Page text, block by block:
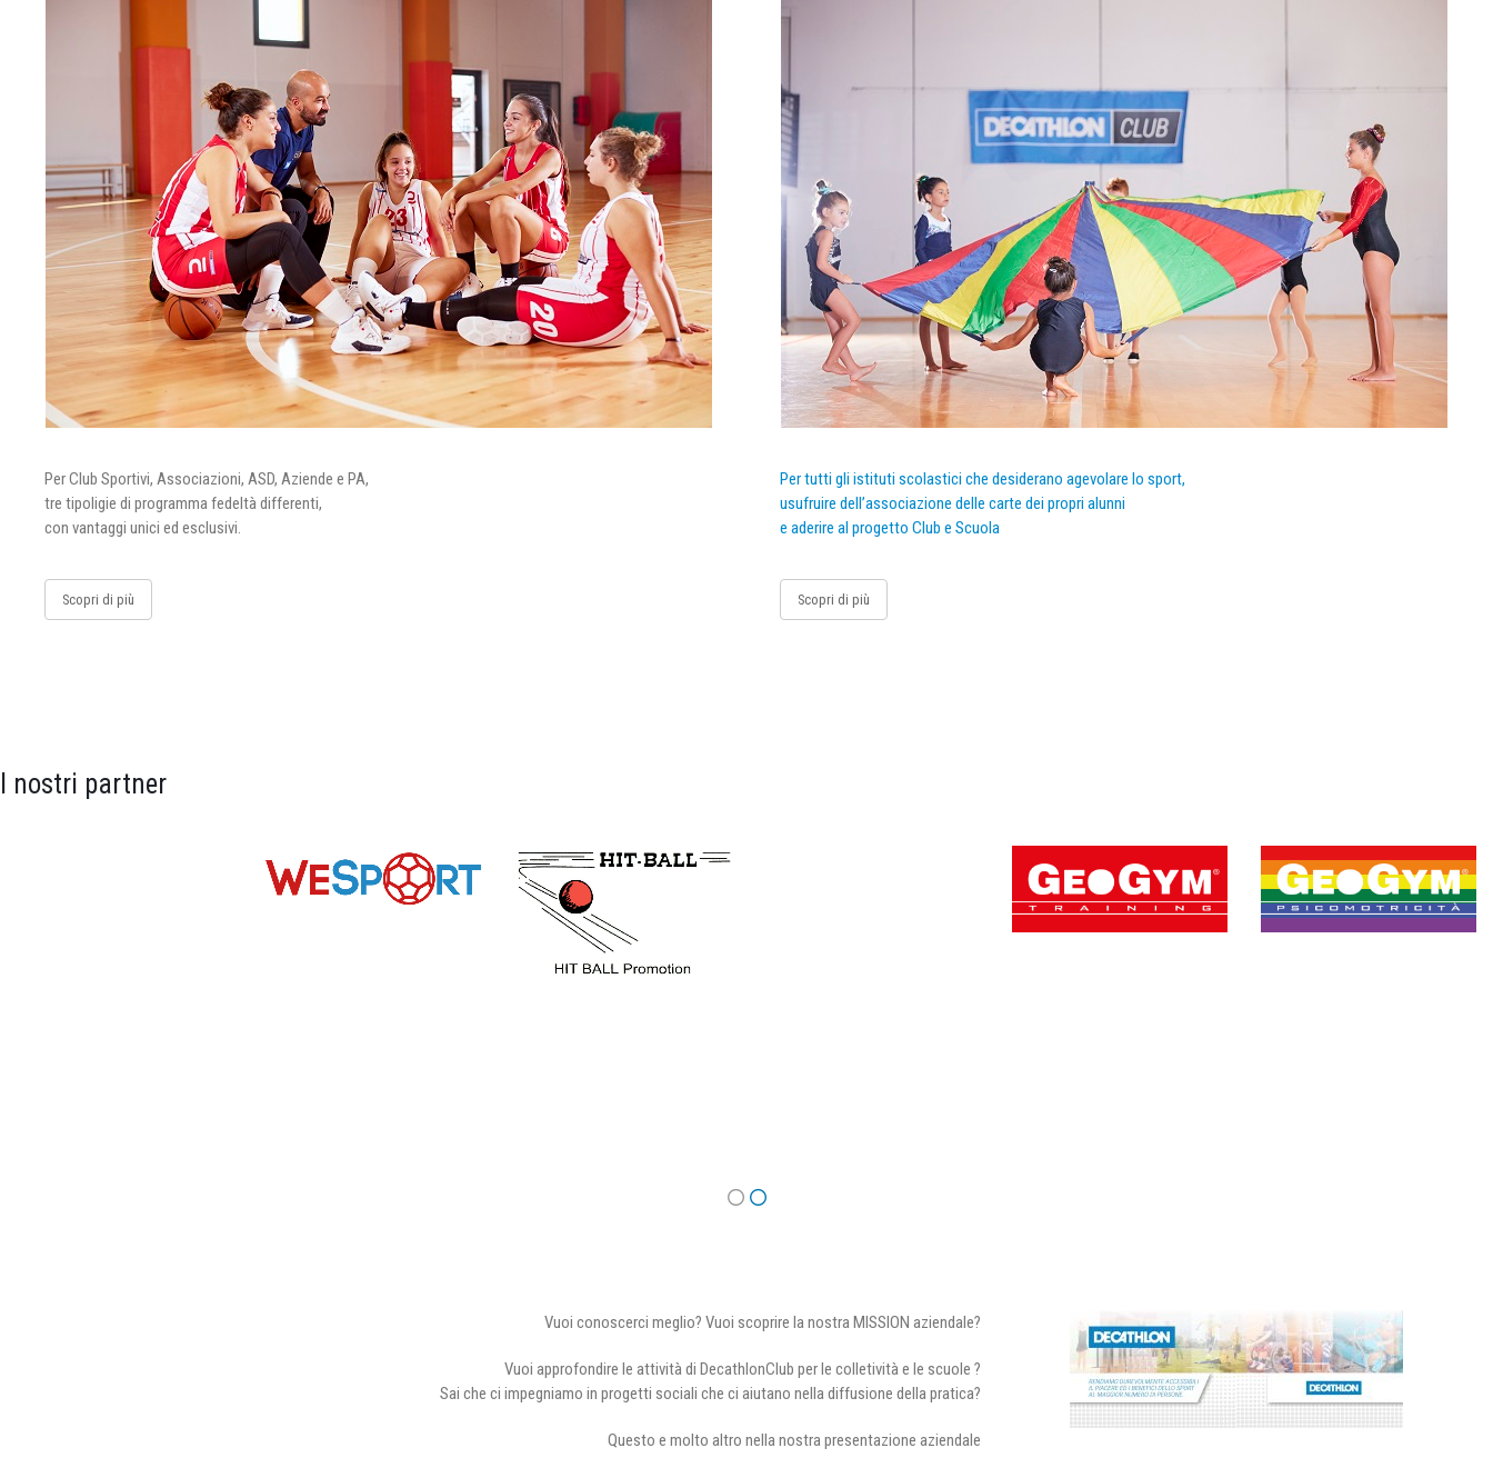
Per Club Sportivi, Associazioni, ASD, Aziende e PA,
tre tipoligie di programma fedeltà differenti,
con vantaggi unici ed esclusivi.
Scopri di più
Per tutti gli istituti scolastici che desiderano agevolare lo sport,
usufruire dell’associazione delle carte dei propri alunni
e aderire al progetto Club e Scuola
Scopri di più
I nostri partner
Vuoi conoscerci meglio? Vuoi scoprire la nostra MISSION aziendale?
Vuoi approfondire le attività di DecathlonClub per le colletività e le scuole ?
Sai che ci impegniamo in progetti sociali che ci aiutano nella diffusione della pratica?
Questo e molto altro nella nostra presentazione aziendale